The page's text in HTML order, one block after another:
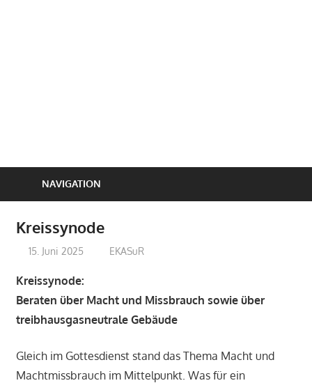
NAVIGATION
Kreissynode
15. Juni 2025 treffpunkt
EKASuR
Kreissynode:
Beraten über Macht und Missbrauch sowie über
treibhausgasneutrale Gebäude
Gleich im Gottesdienst stand das Thema Macht und
Machtmissbrauch im Mittelpunkt. Was für ein